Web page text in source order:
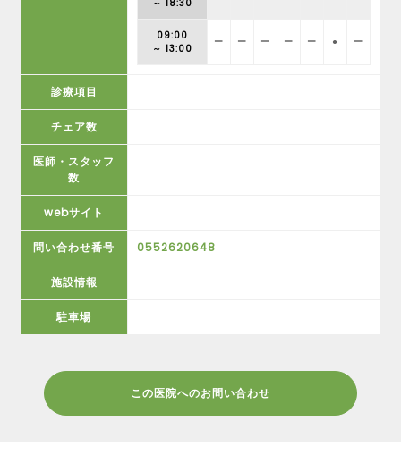
～ 18:30
09:00
～ 13:00
ー ー ー ー ー ● ー
診療項目
チェア数
医師・スタッフ
数
webサイト
問い合わせ番号 0552620648
施設情報
駐車場
この医院へのお問い合わせ